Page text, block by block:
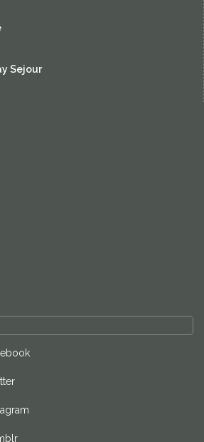
Sejour